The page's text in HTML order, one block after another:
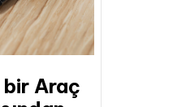
Araç